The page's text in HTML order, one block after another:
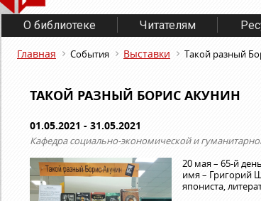
О библиотеке Читателям
Главная События Выставки Такой разный
ТАКОЙ РАЗНЫЙ БОРИС АКУНИН
01.05.2021 - 31.05.2021
Кафедра социально-экономической и
20 мая – 65-й
имя – Григорий
япониста,